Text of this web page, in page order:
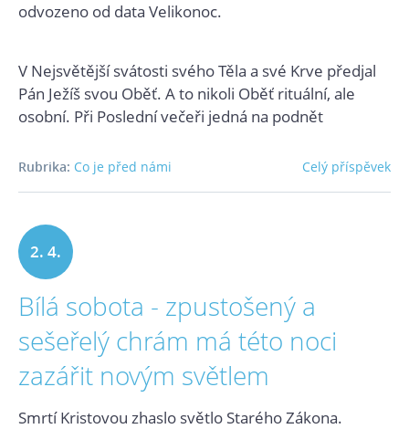
odvozeno od data Velikonoc.
V Nejsvětější svátosti svého Těla a své Krve předjal
Pán Ježíš svou Oběť. A to nikoli Oběť rituální, ale
osobní. Při Poslední večeři jedná na podnět
Celý příspěvek
Rubrika: Co je před námi
2. 4.
2021
Bílá sobota - zpustošený a
sešeřelý chrám má této noci
zazářit novým světlem
Smrtí Kristovou zhaslo světlo Starého Zákona.